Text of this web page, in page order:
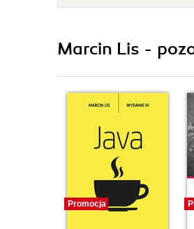
Marcin Lis -
Promocja